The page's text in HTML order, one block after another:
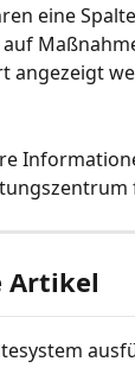
eine
angezeigt
Artikel